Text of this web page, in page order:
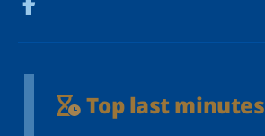
Top last minutes